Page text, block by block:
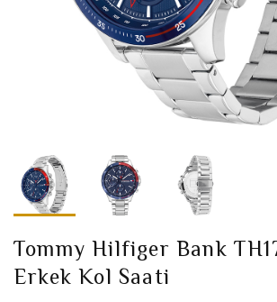
Tommy Hilfiger Bank
Erkek Kol Saati